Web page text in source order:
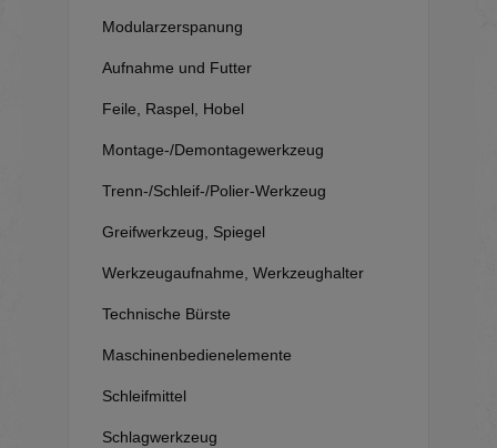
Modularzerspanung
Aufnahme und Futter
Feile, Raspel, Hobel
Montage-/Demontagewerkzeug
Trenn-/Schleif-/Polier-Werkzeug
Greifwerkzeug, Spiegel
Werkzeugaufnahme, Werkzeughalter
Technische Bürste
Maschinenbedienelemente
Schleifmittel
Schlagwerkzeug